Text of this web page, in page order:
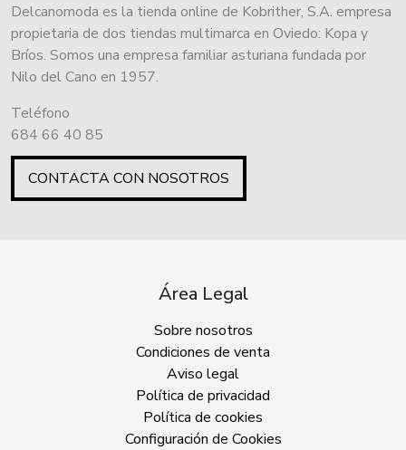
Delcanomoda es la tienda online de Kobrither, S.A. empresa
propietaria de dos tiendas multimarca en Oviedo: Kopa y
Bríos. Somos una empresa familiar asturiana fundada por
Nilo del Cano en 1957.
Teléfono
684 66 40 85
CONTACTA CON NOSOTROS
Área Legal
Sobre nosotros
Condiciones de venta
Aviso legal
Política de privacidad
Política de cookies
Configuración de Cookies